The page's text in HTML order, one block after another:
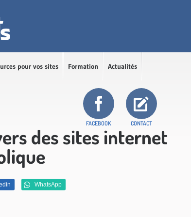
pour vos sites Formation Actualités
FACEBOOK CONTACT
des sites internet
WhatsApp